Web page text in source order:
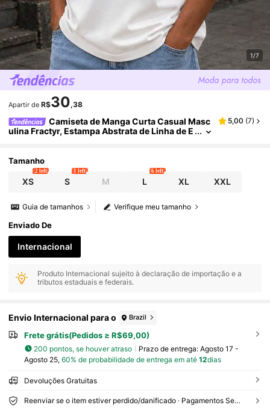
1/7
Apartir de R$30,38
Camiseta de Manga Curta Casual Masc
ulina Fractyr, Estampa Abstrata de Linha de E
5,00 (7)
Tamanho
XS
2 left
S
1 left
M L
6 left
XL XXL
Verifique meu tamanho
Guia de tamanhos
Enviado De
Internacional
Produto Internacional sujeito à declaração de importação e a
tributos estaduais e federais.
Envio Internacional para o Brazil
Frete grátis(Pedidos ≥ R$69,00)
200 pontos, se houver atraso Prazo de entrega: Agosto 17 -
Agosto 25, 60% de probabilidade de entrega em até 12dias
Devoluções Gratuitas
Reenviar se o item estiver perdido/danificado · Pagamentos Seguros · Proteção de privacidade